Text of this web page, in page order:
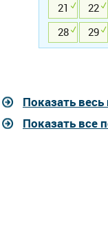
21
22
28
29
Показать
Показать все